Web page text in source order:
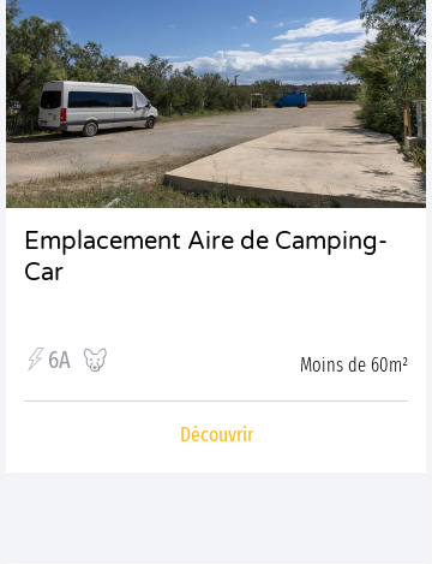
Emplacement Aire de Camping-
Car
6A Moins de 60m²
Découvrir